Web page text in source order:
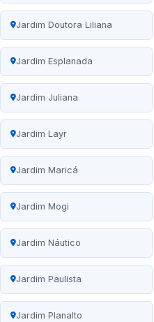
Jardim Doutora Liliana
Jardim Esplanada
Jardim Juliana
Jardim Layr
Jardim Maricá
Jardim Mogi
Jardim Náutico
Jardim Paulista
Jardim Planalto